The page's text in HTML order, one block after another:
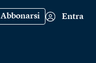
Abbonarsi Entra